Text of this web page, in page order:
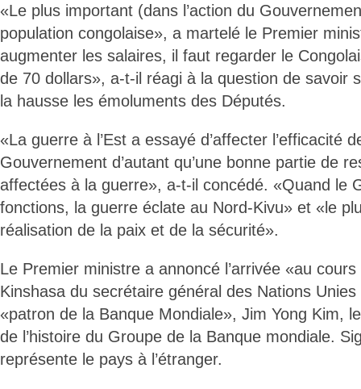
«Le plus important (dans l’action du
population congolaise», a martelé le Premier
augmenter les salaires, il faut regarder le
de 70 dollars», a-t-il réagi à la question de savoir
la hausse les émoluments des Députés.
«La guerre à l’Est a essayé d’affecter l’efficacité
Gouvernement d’autant qu’une bonne partie de
affectées à la guerre», a-t-il concédé. «Quand le
fonctions, la guerre éclate au Nord-Kivu» et «le
réalisation de la paix et de la sécurité».
Le Premier ministre a annoncé l’arrivée «au
Kinshasa du secrétaire général des Nations
«patron de la Banque Mondiale», Jim Yong Kim,
de l’histoire du Groupe de la Banque mondiale.
représente le pays à l’étranger.